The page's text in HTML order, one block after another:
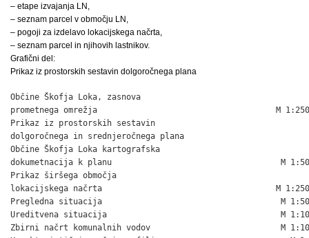
– etape izvajanja LN,
– seznam parcel v območju LN,
– pogoji za izdelavo lokacijskega načrta,
– seznam parcel in njihovih lastnikov.
Grafični del:
Prikaz iz prostorskih sestavin dolgoročnega plana
Občine Škofja Loka, zasnova
prometnega omrežja                                     M
Prikaz iz prostorskih sestavin
dolgoročnega in srednjeročnega plana
Občine Škofja Loka kartografska
dokumetnacija k planu                                   M
Prikaz širšega območja
lokacijskega načrta                                    M
Pregledna situacija                                     M
Ureditvena situacija                                    M
Zbirni načrt komunalnih vodov                           M